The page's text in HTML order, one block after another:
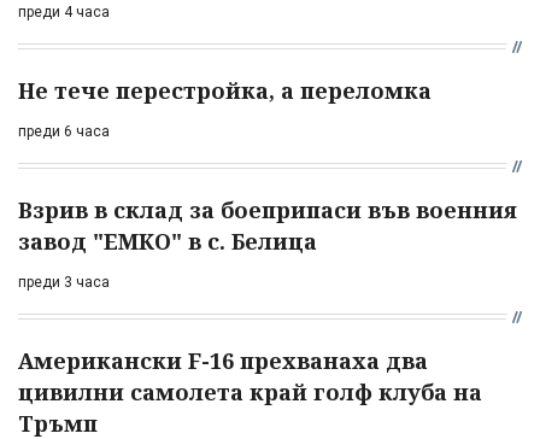
преди 4 часа
Не тече перестройка, а переломка
преди 6 часа
Взрив в склад за боеприпаси във военния
завод "ЕМКО" в с. Белица
преди 3 часа
Американски F-16 прехванаха два
цивилни самолета край голф клуба на
Тръмп